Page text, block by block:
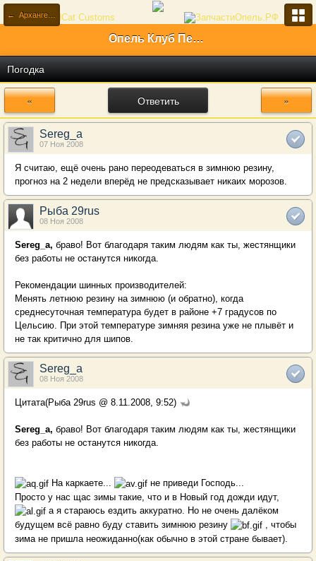
← Архангельская область (29)
Опель Клуб Первый Российский
Погодка
Ответить
« »
Sereg_a
07 Ноя 2008
Я считаю, ещё очень рано переодеваться в зимнюю резину,
прогноз на 2 недели вперёд не предсказывает никаих морозов.
Рыба 29rus
08 Ноя 2008
Sereg_a, браво! Вот благодаря таким людям как ты, жестянщики
без работы не останутся никогда.
Рекомендации шинных производителей:
Менять летнюю резину на зимнюю (и обратно), когда
среднесуточная температура будет в районе +7 градусов по
Цельсию. При этой температуре зимняя резина уже не плывёт и
не так критично для шипов.
Sereg_a
08 Ноя 2008
Цитата(Рыба 29rus @ 8.11.2008, 9:52)
Sereg_a, браво! Вот благодаря таким людям как ты, жестянщики
без работы не останутся никогда.
На каркаете...
не приведи Господь...
Просто у нас щас зимы такие, что и в Новый год дожди идут,
а я стараюсь ездить аккуратно. Но не очень далёком
будущем всё равно буду ставить зимнюю резину
, чтобы
зима не пришла неожиданно(как обычно в этой стране бывает).